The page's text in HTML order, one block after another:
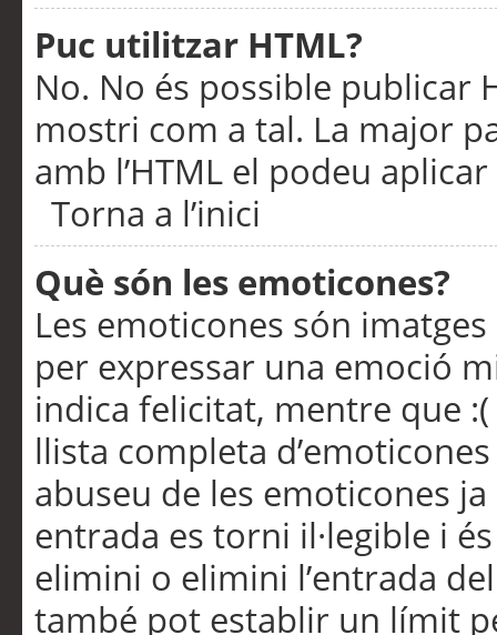
Puc utilitzar HTML?
No. No és possible publicar
mostri com a tal. La major
amb l’HTML el podeu
Torna a l’inici
Què són les emoticones?
Les emoticones són
per expressar una emoció
indica felicitat, mentre que
llista completa
abuseu de les emoticones
entrada es torni il·legible i
elimini o elimini l’entrada
també pot establir un límit